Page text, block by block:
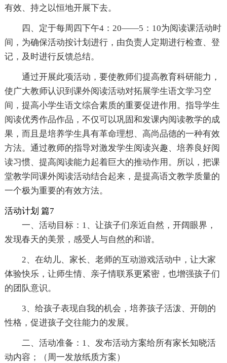
有效、持之以恒地开展下去。
四、定于每周四下午4：20――5：10为阅读课活动时
间，为确保活动按计划进行，由负责人定期进行检查、登
记，及时进行反馈总结。
通过开展此项活动，要使教师们提高教育科研能力，
使广大教师认识到课外阅读活动对拓展学生语文学习空
间，提高小学生语文综合素质的重要促进作用。指导学生
阅读优秀作品作品，不仅可以巩固和发课内阅读教学的成
果，而且是培养学生具有革命理想、高尚品德的一种有效
方法。通过教师的指导对激发学生阅读兴趣、培养良好阅
读习惯、提高阅读能力起着巨大的推动作用。所以，把课
堂教学同课外阅读活动结合起来，是提高语文教学质量的
一个极为重要的有效方法。
活动计划 篇7
一、活动目标：1、让孩子们亲近自然，开阔眼界，
发现春天的美景，感受人与自然的和谐。
2、在幼儿、家长、老师的互动游戏活动中，让大家
体验快乐，让师生情、亲子情联系更紧密，也增强孩子们
的团队意识。
3、给孩子表现自我的机会，培养孩子活泼、开朗的
性格，促进孩子交往能力的发展。
二、活动准备：1、发布活动方案给所有家长知晓活
动内容；（周一发放纸质方案）